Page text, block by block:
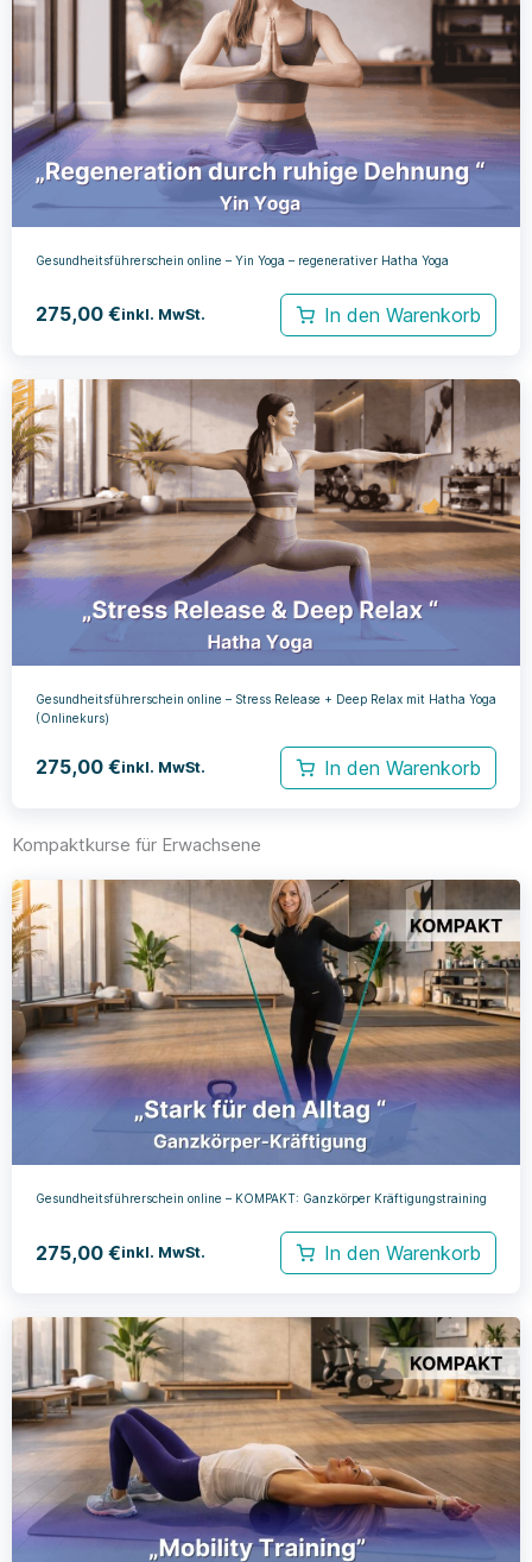
Gesundheitsführerschein online – Yin Yoga – regenerativer Hatha Yoga
275,00 €inkl. MwSt. In den Warenkorb
Gesundheitsführerschein online – Stress Release + Deep Relax mit Hatha Yoga
(Onlinekurs)
275,00 €inkl. MwSt. In den Warenkorb
Kompaktkurse für Erwachsene
Gesundheitsführerschein online – KOMPAKT: Ganzkörper Kräftigungstraining
275,00 €inkl. MwSt. In den Warenkorb